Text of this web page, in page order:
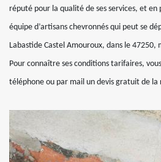
réputé pour la qualité de ses services, et en
équipe d’artisans chevronnés qui peut se
Labastide Castel Amouroux, dans le 47250,
Pour connaître ses conditions tarifaires,
téléphone ou par mail un devis gratuit de